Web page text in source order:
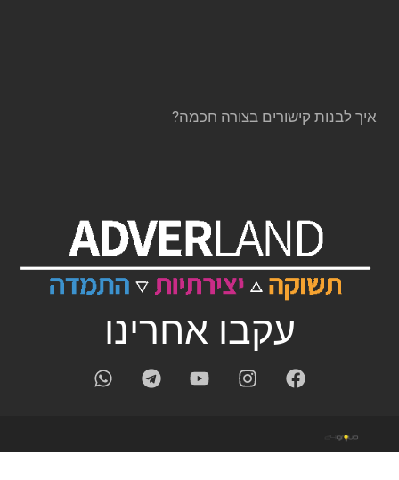
איך לבנות קישורים בצורה חכמה?
עקבו אחרינו